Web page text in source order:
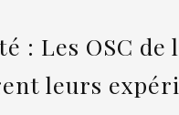
: Les OSC
leurs